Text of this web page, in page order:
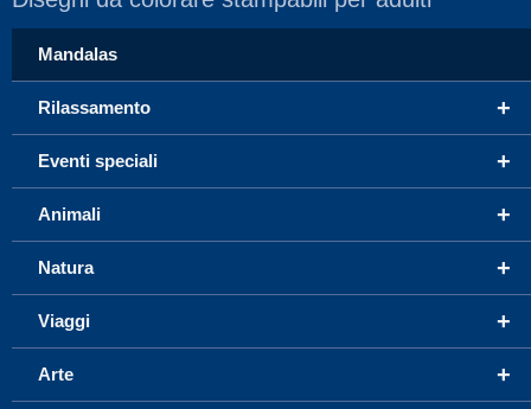
Mandalas
+
Rilassamento
+
Eventi speciali
+
Animali
+
Natura
+
Viaggi
+
Arte